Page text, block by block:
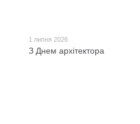
1 липня 2026
З Днем архітектора